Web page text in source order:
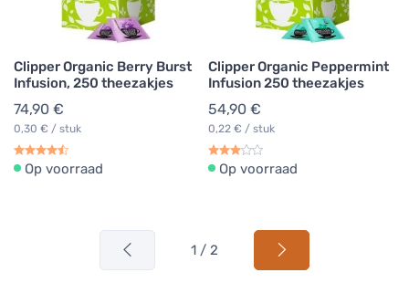
Clipper Organic Berry Burst
Infusion, 250 theezakjes
74,90 €
0,30 € / stuk
Op voorraad
Clipper Organic Peppermint
Infusion 250 theezakjes
54,90 €
0,22 € / stuk
Op voorraad
1 / 2